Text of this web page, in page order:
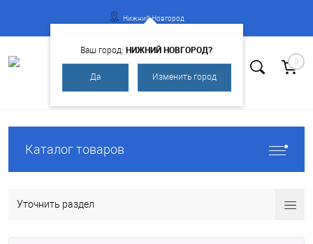
Нижний Новгород
Ваш город: НИЖНИЙ НОВГОРОД?
Да Изменить город
0
Каталог товаров
Уточнить раздел